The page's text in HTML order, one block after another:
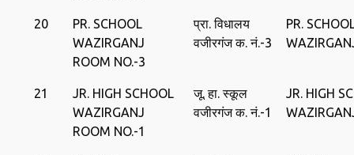
20
PR. SCHOOL
WAZIRGANJ
ROOM NO.-3
प्रा. विधालय
वजीरगंज क. नं.-3
PR.
21
JR. HIGH SCHOOL
WAZIRGANJ
ROOM NO.-1
जू. हा. स्‍कूल
वजीरगंज क. नं.-1
JR. HIGH